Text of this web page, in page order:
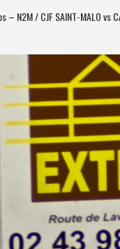
– N2M / CJF SAINT-MALO vs